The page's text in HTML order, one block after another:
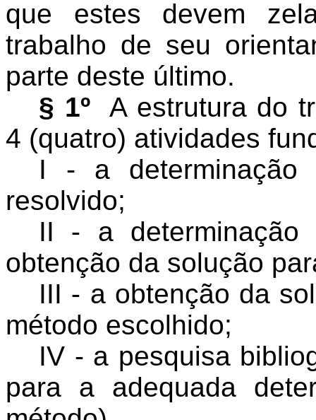
que estes devem
trabalho de seu
parte deste último.
§ 1º
A estrutura do
4 (quatro) atividades
I - a determinação
resolvido;
II - a determinação
obtenção da solução
III - a obtenção da
método escolhido;
IV - a pesquisa
para a adequada